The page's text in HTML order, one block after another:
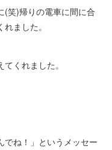
笑)帰りの電車に間に合
ました。
くれました。
でね！」というメッセー